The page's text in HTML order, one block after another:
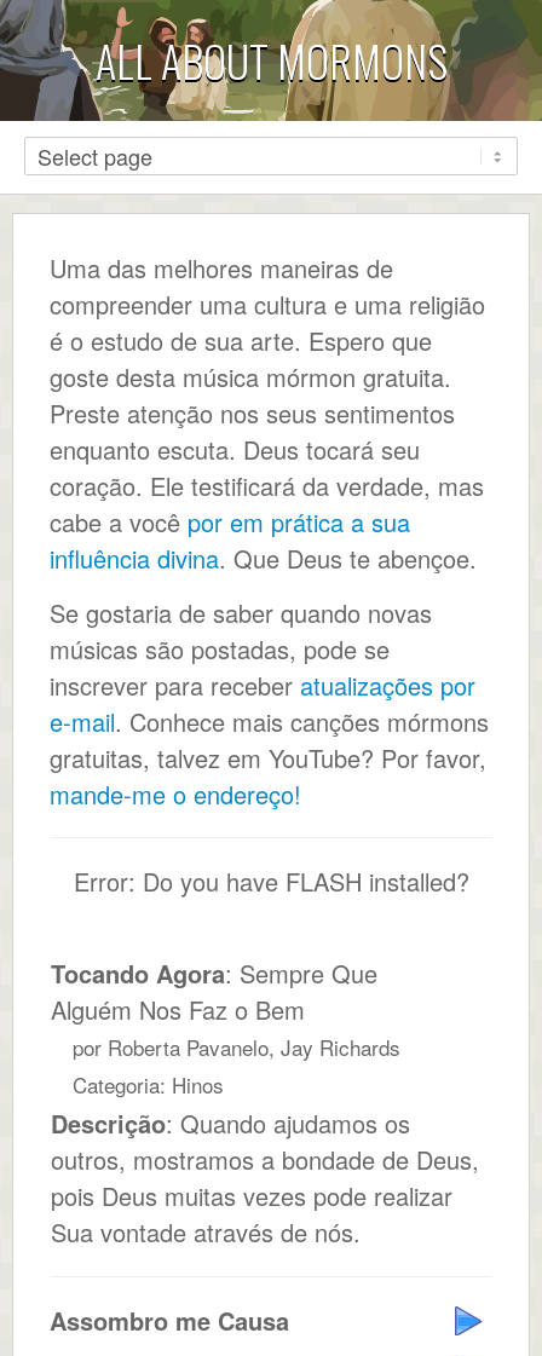
ALL ABOUT MORMONS
Uma das melhores maneiras de
compreender uma cultura e uma religião
é o estudo de sua arte. Espero que
goste desta música mórmon gratuita.
Preste atenção nos seus sentimentos
enquanto escuta. Deus tocará seu
coração. Ele testificará da verdade, mas
cabe a você por em prática a sua
influência divina. Que Deus te abençoe.
Se gostaria de saber quando novas
músicas são postadas, pode se
inscrever para receber atualizações por
e-mail. Conhece mais canções mórmons
gratuitas, talvez em YouTube? Por favor,
mande-me o endereço!
Error: Do you have FLASH installed?
Tocando Agora: Sempre Que
Alguém Nos Faz o Bem
por Roberta Pavanelo, Jay Richards
Categoria: Hinos
Descrição: Quando ajudamos os
outros, mostramos a bondade de Deus,
pois Deus muitas vezes pode realizar
Sua vontade através de nós.
Assombro me Causa